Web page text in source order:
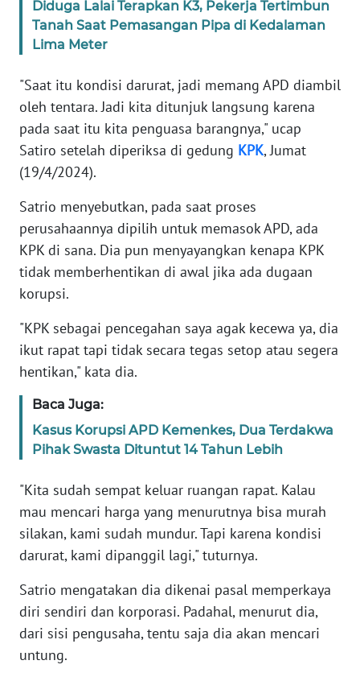
Diduga Lalai Terapkan K3, Pekerja Tertimbun
Tanah Saat Pemasangan Pipa di Kedalaman
Lima Meter
"Saat itu kondisi darurat, jadi memang APD diambil
oleh tentara. Jadi kita ditunjuk langsung karena
pada saat itu kita penguasa barangnya," ucap
Satiro setelah diperiksa di gedung KPK, Jumat
(19/4/2024).
Satrio menyebutkan, pada saat proses
perusahaannya dipilih untuk memasok APD, ada
KPK di sana. Dia pun menyayangkan kenapa KPK
tidak memberhentikan di awal jika ada dugaan
korupsi.
"KPK sebagai pencegahan saya agak kecewa ya, dia
ikut rapat tapi tidak secara tegas setop atau segera
hentikan," kata dia.
Baca Juga:
Kasus Korupsi APD Kemenkes, Dua Terdakwa
Pihak Swasta Dituntut 14 Tahun Lebih
"Kita sudah sempat keluar ruangan rapat. Kalau
mau mencari harga yang menurutnya bisa murah
silakan, kami sudah mundur. Tapi karena kondisi
darurat, kami dipanggil lagi," tuturnya.
Satrio mengatakan dia dikenai pasal memperkaya
diri sendiri dan korporasi. Padahal, menurut dia,
dari sisi pengusaha, tentu saja dia akan mencari
untung.
KAMI
PEDOMAN
SIBER
REDAKSI
KARIR
DISCLAIMER
Wahana
News
WN
JAKARTA
WN
BANTEN
WN
KEPRI